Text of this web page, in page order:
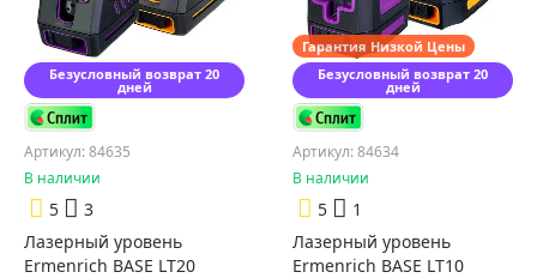
Безусловный возврат 20
дней
Артикул: 84635
В наличии
5
3
Лазерный уровень
Ermenrich BASE LT20
Гарантия Низкой Цены
Безусловный возврат 20
дней
Артикул: 84634
В наличии
5
1
Лазерный уровень
Ermenrich BASE LT10